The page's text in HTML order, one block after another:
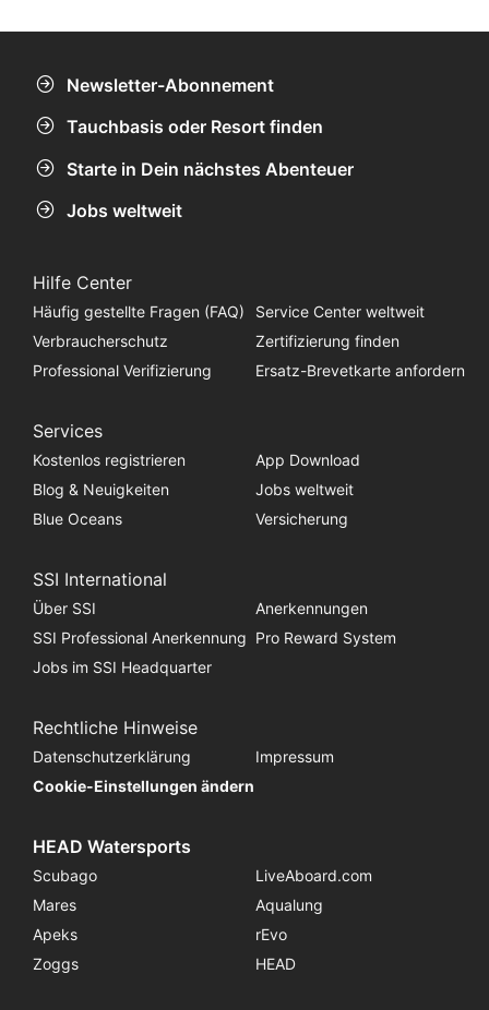
noch unentdeckt.
Newsletter-Abonnement
Tauchbasis oder Resort finden
Starte in Dein nächstes Abenteuer
Jobs weltweit
Hilfe Center
Häufig gestellte Fragen (FAQ)
Service Center weltweit
Verbraucherschutz
Zertifizierung finden
Professional Verifizierung
Ersatz-Brevetkarte anfordern
Services
Kostenlos registrieren
App Download
Blog & Neuigkeiten
Jobs weltweit
Blue Oceans
Versicherung
SSI International
Über SSI
Anerkennungen
SSI Professional Anerkennung Pro Reward System
Jobs im SSI Headquarter
Rechtliche Hinweise
Datenschutzerklärung
Impressum
Cookie-Einstellungen ändern
HEAD Watersports
Scubago
LiveAboard.com
Mares
Aqualung
Apeks
rEvo
Zoggs
HEAD